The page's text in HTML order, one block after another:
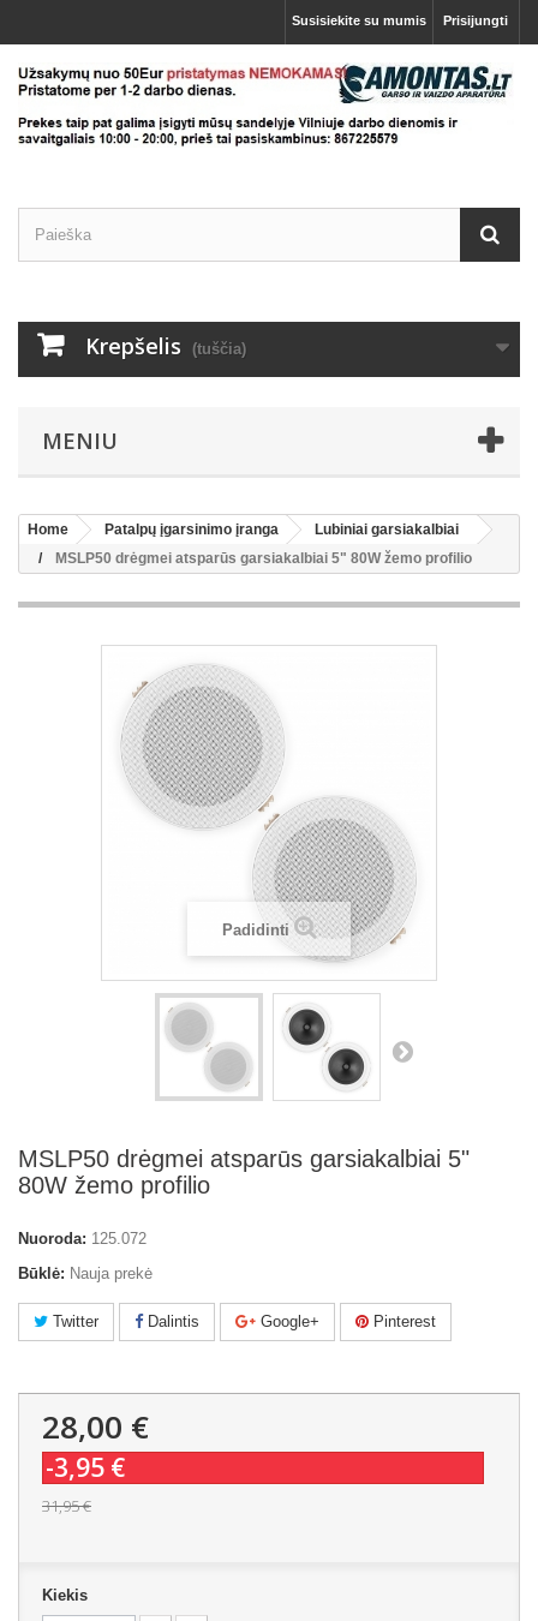
Prisijungti
Susisiekite su mumis
Krepšelis (tuščia)
MENIU
Home Patalpų įgarsinimo įranga
Lubiniai garsiakalbiai
MSLP50 drėgmei atsparūs garsiakalbiai 5" 80W žemo profilio
Padidinti
MSLP50 drėgmei atsparūs garsiakalbiai 5"
80W žemo profilio
Nuoroda: 125.072
Būklė: Nauja prekė
Twitter Dalintis Google+ Pinterest
28,00 €
-3,95 €
31,95 €
Kiekis